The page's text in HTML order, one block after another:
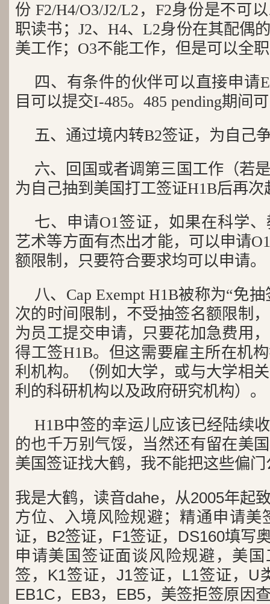
份 F2/H4/O3/J2/L2，F2身份是不可
职读书；J2、H4、L2身份在其配偶
美工作；O3不能工作，但是可以全
四、有条件的伙伴可以直接申请
目可以提交I-485。485 pending期间
五、通过境内转B2签证，为自己
六、回国或者调第三国工作（若
为自己抽到美国打工签证H1B后再次
七、申请O1签证，如果在科学
艺术等方面有杰出才能，可以申请
额限制，只要符合要求均可以申请。
八、Cap Exempt H1B被称为“免
次的时间限制，不受抽签名额限制
为员工提交申请，只要花加急费用
得工签H1B。但这需要雇主所在机
利机构。（例如大学，或与大学相
利的科研机构以及政府研究机构）。
H1B中签的幸运儿应该已经陆续
的也千万别气馁，当然还有留在美
美国签证找大鹤，我不能把这些偏
我是大鹤，读音dahe，从2005年起
方位、入境风险规避；精通申请美
证，B2签证，F1签证，DS160填写
申请美国签证面谈风险规避，美
签，K1签证，J1签证，L1签证，U
EB1C，EB3，EB5，美签拒签原因